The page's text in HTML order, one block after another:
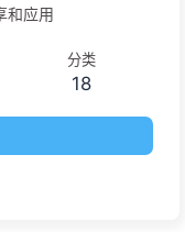
和应用
分类
18